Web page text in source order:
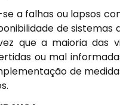
a falhas ou lapsos
de
que a maioria das
ou mal
de